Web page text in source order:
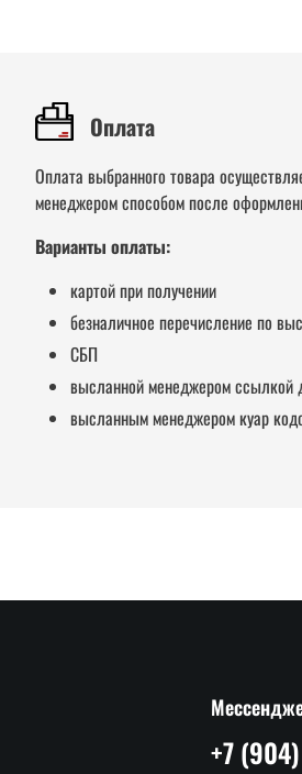
Оплата
Оплата выбранного товара
менеджером способом после
Варианты оплаты:
картой при получении
безналичное перечисление по
СБП
высланной менеджером ссылкой
высланным менеджером куар
+7